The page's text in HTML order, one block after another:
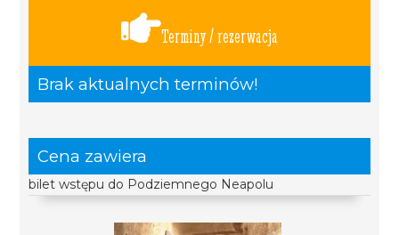
Terminy / rezerwacja
Brak aktualnych terminów!
Cena zawiera
bilet wstępu do Podziemnego Neapolu